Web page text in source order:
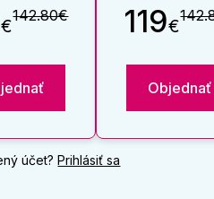
€142.80€ 119€
Objednať
účet?Prihlásiť sa